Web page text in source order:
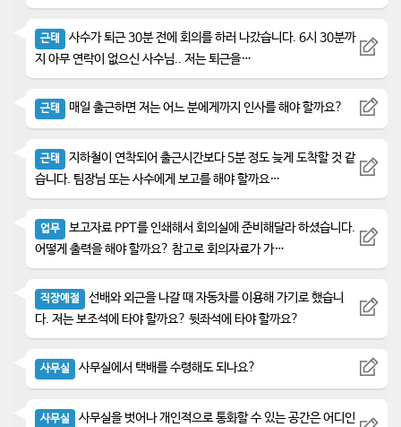
근태
사수가 퇴근 30분 전에 회의를 하러 나갔습니다. 6시 30분까
지 아무 연락이 없으신 사수님.. 저는 퇴근을…
근태 매일 출근하면 저는 어느 분에게까지 인사를 해야 할까요?
근태
지하철이 연착되어 출근시간보다 5분 정도 늦게 도착할 것 같
습니다. 팀장님 또는 사수에게 보고를 해야 할까요…
업무
보고자료 PPT를 인쇄해서 회의실에 준비해달라 하셨습니다.
어떻게 출력을 해야 할까요? 참고로 회의자료가 가…
직장예절
선배와 외근을 나갈 때 자동차를 이용해 가기로 했습니
다. 저는 보조석에 타야 할까요? 뒷좌석에 타야 할까요?
사무실 사무실에서 택배를 수령해도 되나요?
사무실
사무실을 벗어나 개인적으로 통화할 수 있는 공간은 어디인